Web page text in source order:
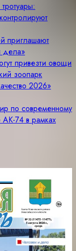
приглашают
дела»
привезти овощи
зоопарк
2026»
по современному
74 в рамках